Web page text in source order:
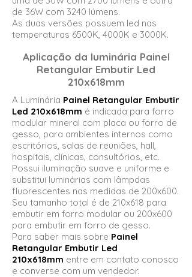
de 36W com 3240 lúmens.
As duas versões possuem led nas
temperaturas 6500K, 4000K e 3000K.
Aplicação da luminária Painel
Retangular Embutir Led
210x618mm
A Luminária Painel Retangular Embutir
Led 210x618mm é indicada para forro
modular mineral com placa ou forro de
gesso, para ambientes internos como
escritórios, salas de reuniões, hall,
hospitais, clínicas, consultórios, etc.
Possui iluminação suave e uniforme e
substitui luminárias com lâmpdas
fluorescentes nas medidas de 200x600.
Seu tamanho total é de 210x618 para
embutir em forro modular ou 200x600
para embutir em forro de gesso.
Para saber mais sobre Painel
Retangular Embutir Led
210x618mm entre em contato conosco
e converse com um vendedor.